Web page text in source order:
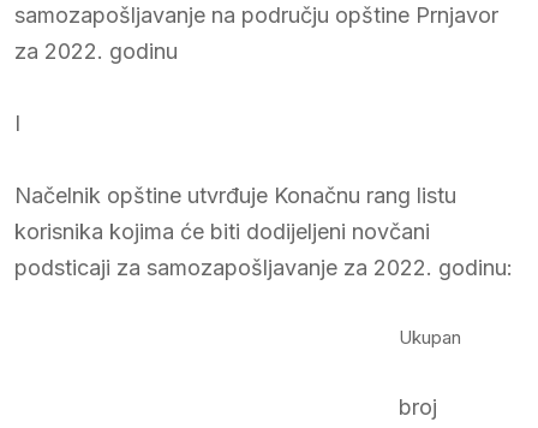
samozapošljavanje na području opštine Prnjavor
za 2022. godinu
I
Načelnik opštine utvrđuje Konačnu rang listu
korisnika kojima će biti dodijeljeni novčani
podsticaji za samozapošljavanje za 2022. godinu:
Ukupan
broj